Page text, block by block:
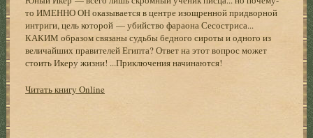
то ИМЕННО ОН оказывается в центре изощренной придворной
интриги, цель которой — убийство фараона Сесостриса...
КАКИМ образом связаны судьбы бедного сироты и одного из
величайших правителей Египта? Ответ на этот вопрос может
стоить Икеру жизни! ...Приключения начинаются!
Читать книгу Online